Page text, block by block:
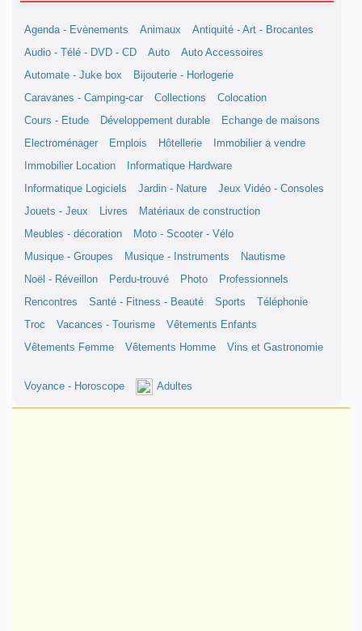
Agenda - Evènements Animaux
Antiquité - Art - Brocantes
Audio - Télé - DVD - CD
Auto
Auto Accessoires
Automate - Juke box
Bijouterie - Horlogerie
Caravanes - Camping-car
Collections
Colocation
Cours - Etude
Développement durable
Echange de maisons
Electroménager
Emplois Hôtellerie
Immobilier a vendre
Immobilier Location
Informatique Hardware
Informatique Logiciels
Jardin - Nature
Jeux Vidéo - Consoles
Jouets - Jeux
Livres
Matériaux de construction
Meubles - décoration
Moto - Scooter - Vélo
Musique - Groupes
Musique - Instruments
Nautisme
Noël - Réveillon
Perdu-trouvé Photo
Professionnels
Rencontres
Santé - Fitness - Beauté Sports
Téléphonie
Troc
Vacances - Tourisme
Vêtements Enfants
Vêtements Femme
Vêtements Homme Vins et Gastronomie
Voyance - Horoscope Adultes